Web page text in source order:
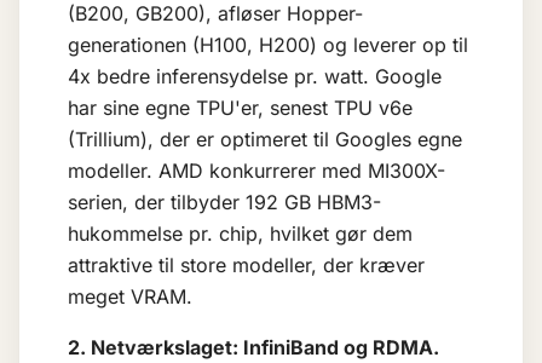
(B200, GB200), afløser Hopper-
generationen (H100, H200) og leverer op til
4x bedre inferensydelse pr. watt. Google
har sine egne TPU'er, senest TPU v6e
(Trillium), der er optimeret til Googles egne
modeller. AMD konkurrerer med MI300X-
serien, der tilbyder 192 GB HBM3-
hukommelse pr. chip, hvilket gør dem
attraktive til store modeller, der kræver
meget VRAM.
2. Netværkslaget: InfiniBand og RDMA.